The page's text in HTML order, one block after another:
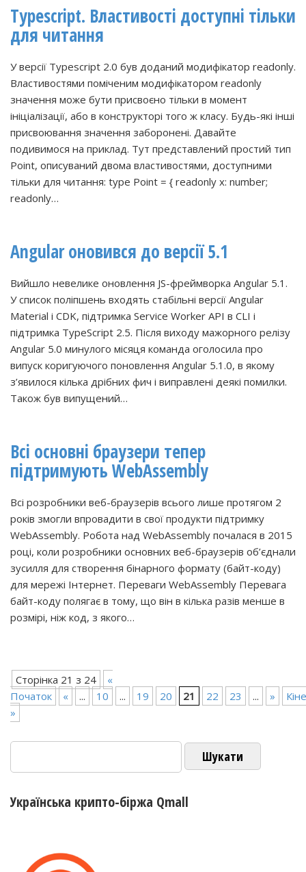
Typescript. Властивості доступні тільки
для читання
У версії Typescript 2.0 був доданий модифікатор readonly.
Властивостями поміченим модифікатором readonly
значення може бути присвоєно тільки в момент
ініціалізації, або в конструкторі того ж класу. Будь-які інші
присвоювання значення заборонені. Давайте
подивимося на приклад. Тут представлений простий тип
Point, описуваний двома властивостями, доступними
тільки для читання: type Point = { readonly x: number;
readonly…
Angular оновився до версії 5.1
Вийшло невелике оновлення JS-фреймворка Angular 5.1.
У список поліпшень входять стабільні версії Angular
Material і CDK, підтримка Service Worker API в CLI і
підтримка TypeScript 2.5. Після виходу мажорного релізу
Angular 5.0 минулого місяця команда оголосила про
випуск коригуючого поновлення Angular 5.1.0, в якому
з’явилося кілька дрібних фич і виправлені деякі помилки.
Також був випущений…
Всі основні браузери тепер
підтримують WebAssembly
Всі розробники веб-браузерів всього лише протягом 2
років змогли впровадити в свої продукти підтримку
WebAssembly. Робота над WebAssembly почалася в 2015
році, коли розробники основних веб-браузерів об’єднали
зусилля для створення бінарного формату (байт-коду)
для мережі Інтернет. Переваги WebAssembly Перевага
байт-коду полягає в тому, що він в кілька разів менше в
розмірі, ніж код, з якого…
Сторінка 21 з 24
«
Початок
« ... 10 ... 19 20 21 22 23 ... »
»
Українська крипто-біржа Qmall